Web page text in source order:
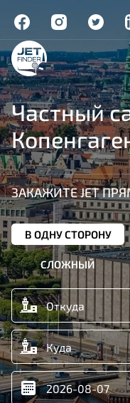
Частный
ЗАКАЖИТЕ JET
В ОДНУ СТОРОНУ
СЛОЖНЫЙ